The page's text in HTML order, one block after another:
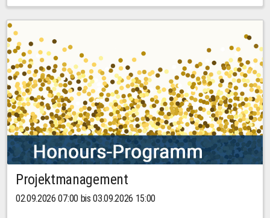
Projektmanagement
02.09.2026 07:00 bis 03.09.2026 15:00